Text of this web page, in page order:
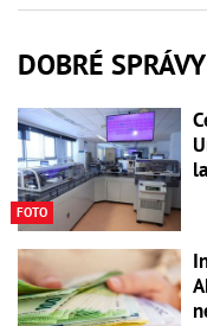
DOBRÉ SPRÁVY
FOTO